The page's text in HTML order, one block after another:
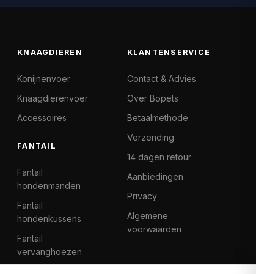
KNAAGDIEREN
Konijnenvoer
Knaagdierenvoer
Accessoires
FANTAIL
Fantail
hondenmanden
Fantail
hondenkussens
Fantail
vervanghoezen
KLANTENSERVICE
Contact & Advies
Over Bopets
Betaalmethode
Verzending
14 dagen retour
Aanbiedingen
Privacy
Algemene
voorwaarden